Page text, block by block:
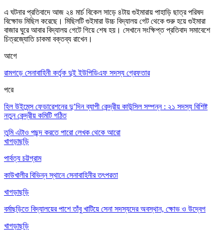
এ ঘটনার প্রতিবাদে আজ ২৪ মার্চ বিকেল সাড়ে ৪টায় গুইমারায় পাহাড়ি ছাত্র পরিষদ
বিক্ষোভ মিছিল করেছে। মিছিলটি গুইমারা উচ্চ বিদ্যালয় গেট থেকে শুরু হয়ে গুইমারা
বাজার ঘুরে আবার বিদ্যালয় গেটে গিয়ে শেষ হয় । সেখানে সংক্ষিপ্ত প্রতিবাদ সমাবেশে
চিত্রজ্যোতি চাকমা বক্তব্য রাখেন।
আগে
রামগড়ে সেনাবাহিনী কর্তৃক দুই ইউপিডিএফ সদস্য গ্রেফতার
পরে
হিল উইমেন্স ফেডারেশনের দু’দিন ব্যাপী কেন্দ্রীয় কাউন্সিল সম্পন্ন : ২১ সদস্য বিশিষ্ট
নতুন কেন্দ্রীয় কমিটি গঠিত
তুমি এটাও পছন্দ করতে পারো লেখক থেকে আরো
খাগড়াছড়ি
পার্বত্য চট্টগ্রাম
কাউখালীর বিভিন্ন স্থানে সেনাবাহিনীর তৎপরতা
খাগড়াছড়ি
বর্মাছড়িতে বিদ্যালয়ের পাশে তাঁবু খাটিয়ে সেনা সদস্যদের অবস্থান, ক্ষোভ ও উদ্বেগ
খাগড়াছড়ি